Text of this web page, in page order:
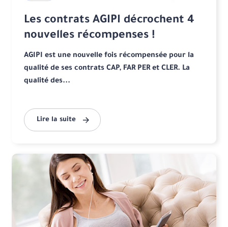
Les contrats AGIPI décrochent 4
nouvelles récompenses !
AGIPI est une nouvelle fois récompensée pour la
qualité de ses contrats CAP, FAR PER et CLER. La
qualité des...
Lire la suite